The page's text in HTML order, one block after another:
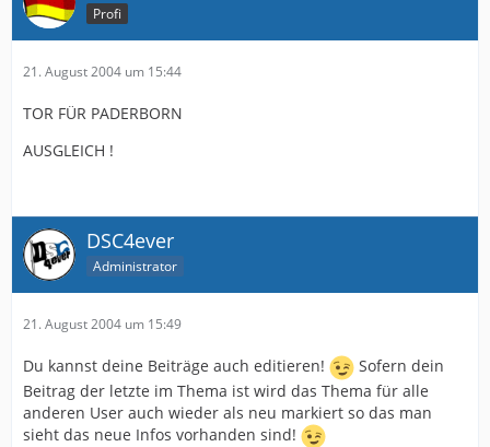
Profi
21. August 2004 um 15:44
TOR FÜR PADERBORN
AUSGLEICH !
DSC4ever
Administrator
21. August 2004 um 15:49
Du kannst deine Beiträge auch editieren!
Sofern dein
Beitrag der letzte im Thema ist wird das Thema für alle
anderen User auch wieder als neu markiert so das man
sieht das neue Infos vorhanden sind!